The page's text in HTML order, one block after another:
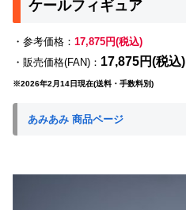
ケールフィギュア
・参考価格： 17,875円(税込)
・販売価格(FAN)： 17,875円(税込)
※2026年2月14日現在(送料・手数料別)
あみあみ 商品ページ